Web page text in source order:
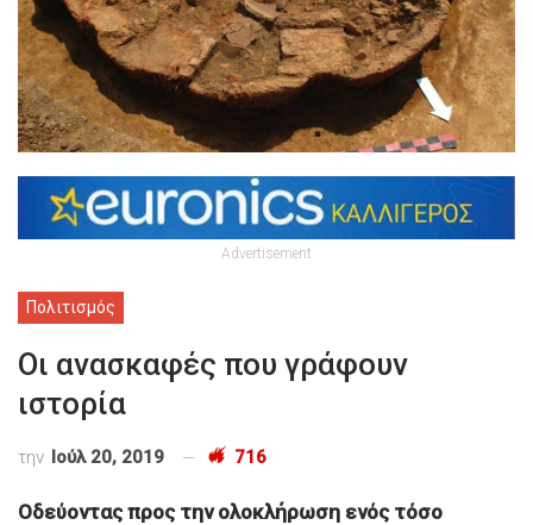
Advertisement
Πολιτισμός
Οι ανασκαφές που γράφουν
ιστορία
την Ιούλ 20, 2019 716
Οδεύοντας προς την ολοκλήρωση ενός τόσο